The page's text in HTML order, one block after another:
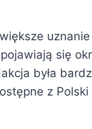
się
była
z